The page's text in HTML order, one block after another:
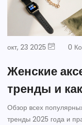
окт, 23 2025 0
Женские
тренды и
Обзор всех
тренды 2025 года и